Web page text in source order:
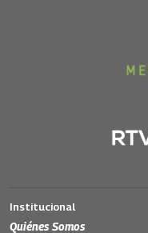
Institucional
Quiénes Somos